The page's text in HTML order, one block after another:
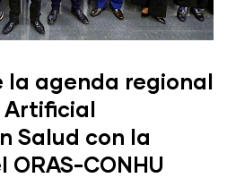
la agenda regional
Artificial
Salud con la
CONHU